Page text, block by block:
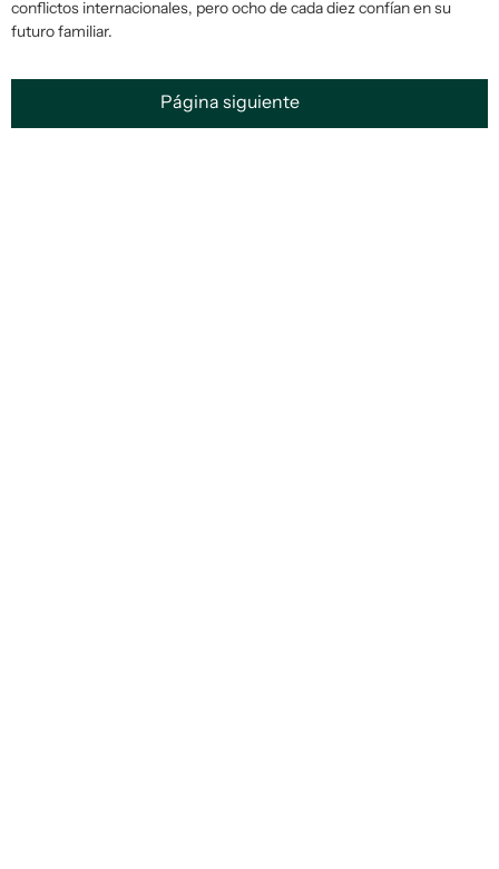
conflictos internacionales, pero ocho de cada diez confían en su
futuro familiar.
Página siguiente